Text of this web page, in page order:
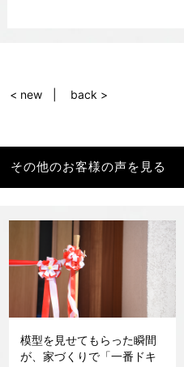
< new back >
その他のお客様の声を見る
模型を見せてもらった瞬間
が、家づくりで「一番ドキ